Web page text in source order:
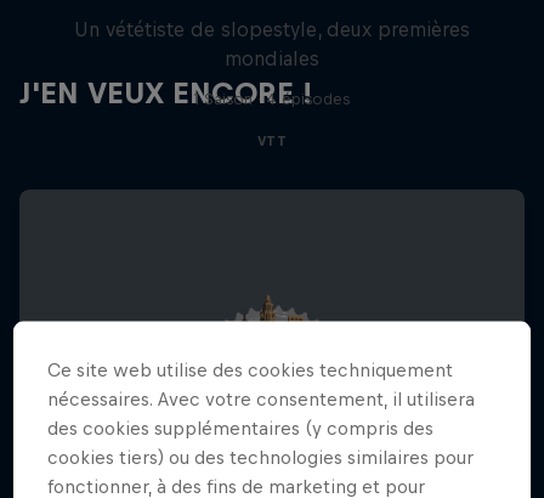
J'EN VEUX ENCORE !
Un vététiste de slopestyle, deux premières
mondiales
1 Saison · 4 épisodes
VTT
Ce site web utilise des cookies techniquement
nécessaires. Avec votre consentement, il utilisera
des cookies supplémentaires (y compris des
cookies tiers) ou des technologies similaires pour
fonctionner, à des fins de marketing et pour